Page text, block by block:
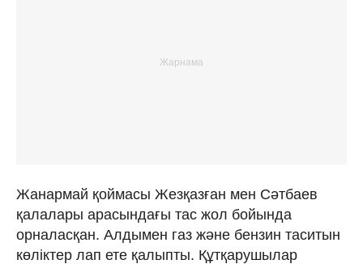
Жанармай қоймасы Жезқазған мен Сәтбаев
қалалары арасындағы тас жол бойында
орналасқан. Алдымен газ және бензин таситын
көліктер лап ете қалыпты. Құтқарушылар